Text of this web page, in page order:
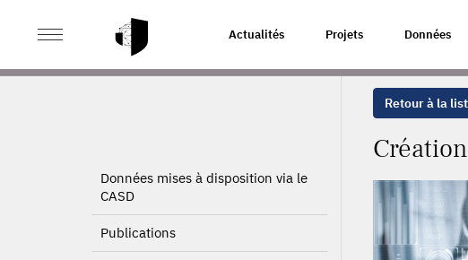
Actualités Projets Données
ACCUEIL CRÉATION D’ENTREPRISE ET CONTRAINTE
Données mises à disposition via le
CASD
Publications
Retour à la